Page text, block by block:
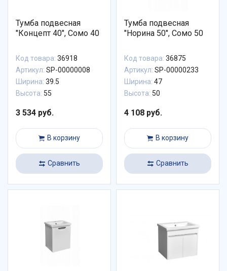
Тумба подвесная
"Концепт 40", Сомо 40
Код товара: 36918
Артикул: SP-00000008
Ширина: 39.5
Высота: 55
3 534 руб.
В корзину
Сравнить
Тумба подвесная
"Норина 50", Сомо 50
Код товара: 36875
Артикул: SP-00000233
Ширина: 47
Высота: 50
4 108 руб.
В корзину
Сравнить